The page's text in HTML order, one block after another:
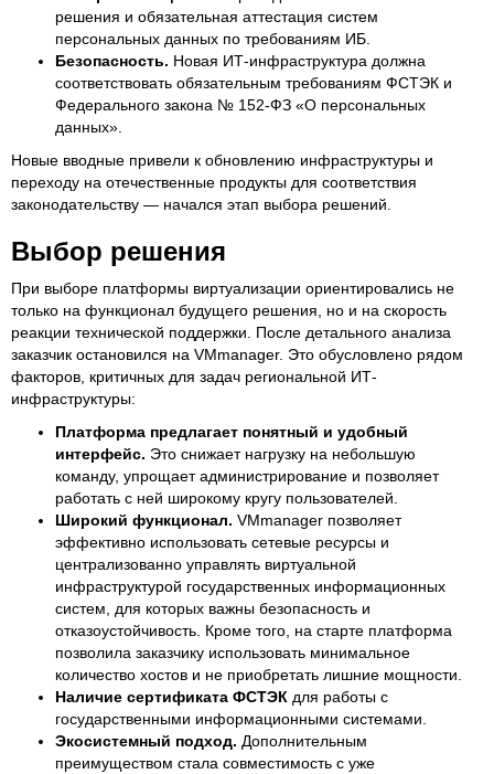
решения и обязательная аттестация систем
персональных данных по требованиям ИБ.
Безопасность. Новая ИТ-инфраструктура должна
соответствовать обязательным требованиям ФСТЭК и
Федерального закона № 152‑ФЗ «О персональных
данных».
Новые вводные привели к обновлению инфраструктуры и
переходу на отечественные продукты для соответствия
законодательству — начался этап выбора решений.
Выбор решения
При выборе платформы виртуализации ориентировались не
только на функционал будущего решения, но и на скорость
реакции технической поддержки. После детального анализа
заказчик остановился на VMmanager. Это обусловлено рядом
факторов, критичных для задач региональной ИТ-
инфраструктуры:
Платформа предлагает понятный и удобный
интерфейс. Это снижает нагрузку на небольшую
команду, упрощает администрирование и позволяет
работать с ней широкому кругу пользователей.
Широкий функционал. VMmanager позволяет
эффективно использовать сетевые ресурсы и
централизованно управлять виртуальной
инфраструктурой государственных информационных
систем, для которых важны безопасность и
отказоустойчивость. Кроме того, на старте платформа
позволила заказчику использовать минимальное
количество хостов и не приобретать лишние мощности.
Наличие сертификата ФСТЭК для работы с
государственными информационными системами.
Экосистемный подход. Дополнительным
преимуществом стала совместимость с уже